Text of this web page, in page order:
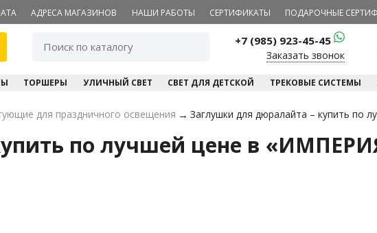
АДРЕСА МАГАЗИНОВ НАШИ РАБОТЫ СЕРТИФИКАТЫ ПОДАРОЧНЫЕ
+7 (985) 923-45-45
Заказать звонок
ТОРШЕРЫ УЛИЧНЫЙ СВЕТ СВЕТ ДЛЯ ДЕТСКОЙ ТРЕКОВЫЕ СИСТЕМЫ
для праздничного освещения → Заглушки для дюралайта – купить
по лучшей цене в